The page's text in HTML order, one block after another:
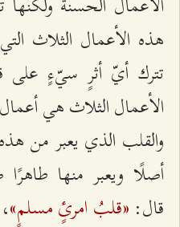
هذه الأعمال الثلاث
تترك أيّ أثرٍ سيّءٍ على
الأعمال الثلاث هي
والقلب الذي يعبر من
أصلًا ويعبر منها
قال: «قلبُ امرئٍ مسلمٍ»